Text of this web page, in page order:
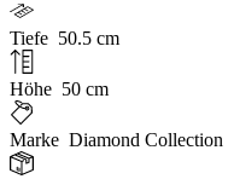
Tiefe 50.5 cm
Höhe 50 cm
Marke Diamond Collection